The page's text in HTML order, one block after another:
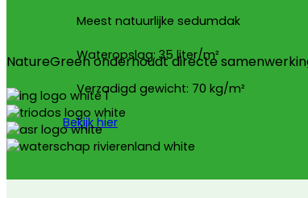
Meest natuurlijke sedumdak
Wateropslag: 35 liter/m²
Verzadigd gewicht: 70 kg/m²
Bekijk hier
NatureGreen onderhoudt directe